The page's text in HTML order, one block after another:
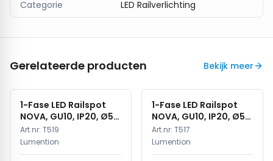
Categorie LED Railverlichting
Gerelateerde producten Bekijk meer
1-Fase LED Railspot
NOVA, GU10, IP20, Ø56
x 85 mm, Antiek Brons
Art.nr: T519
Lumention
1-Fase LED Railspot
NOVA, GU10, IP20, Ø56
x 85 mm, Brons
Art.nr: T517
Lumention